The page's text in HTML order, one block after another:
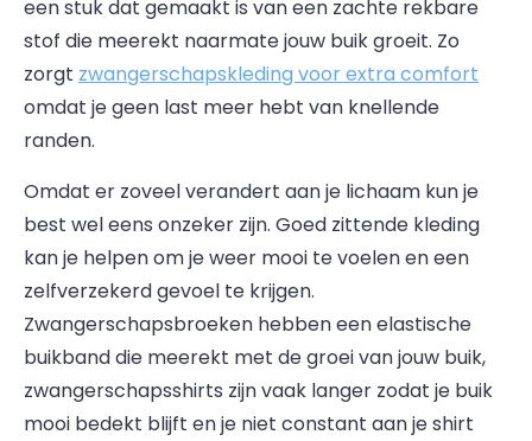
een stuk dat gemaakt is van een zachte rekbare
stof die meerekt naarmate jouw buik groeit. Zo
zorgt zwangerschapskleding voor extra comfort
omdat je geen last meer hebt van knellende
randen.
Omdat er zoveel verandert aan je lichaam kun je
best wel eens onzeker zijn. Goed zittende kleding
kan je helpen om je weer mooi te voelen en een
zelfverzekerd gevoel te krijgen.
Zwangerschapsbroeken hebben een elastische
buikband die meerekt met de groei van jouw buik,
zwangerschapsshirts zijn vaak langer zodat je buik
mooi bedekt blijft en je niet constant aan je shirt